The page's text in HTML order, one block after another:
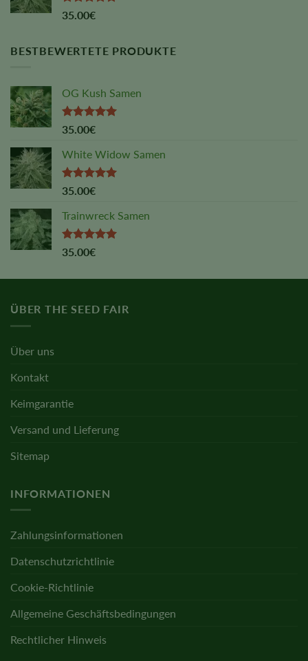
Rated5.00
35.00€
BESTBEWERTETE PRODUKTE
OG Kush Samen
Rated5.00
35.00€
White Widow Samen
Rated5.00
35.00€
Trainwreck Samen
Rated5.00
35.00€
ÜBER THE SEED FAIR
Über uns
Kontakt
Keimgarantie
Versand und Lieferung
Sitemap
INFORMATIONEN
Zahlungsinformationen
Datenschutzrichtlinie
Cookie-Richtlinie
Allgemeine Geschäftsbedingungen
Rechtlicher Hinweis